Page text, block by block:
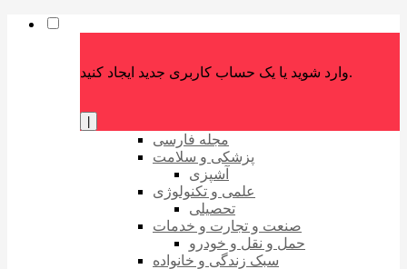
وارد شوید یا یک حساب کاربری جدید ایجاد کنید.
مجله فارسی
پزشکی و سلامت
آشپزی
علمی و تکنولوژی
تحصیلی
صنعت و تجارت و خدمات
حمل و نقل و خودرو
سبک زندگی و خانواده